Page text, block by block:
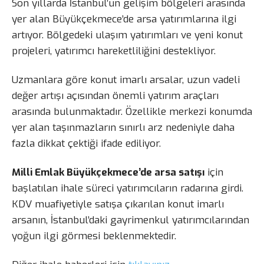
Son yıllarda İstanbul’un gelişim bölgeleri arasında
yer alan Büyükçekmece’de arsa yatırımlarına ilgi
artıyor. Bölgedeki ulaşım yatırımları ve yeni konut
projeleri, yatırımcı hareketliliğini destekliyor.
Uzmanlara göre konut imarlı arsalar, uzun vadeli
değer artışı açısından önemli yatırım araçları
arasında bulunmaktadır. Özellikle merkezi konumda
yer alan taşınmazların sınırlı arz nedeniyle daha
fazla dikkat çektiği ifade ediliyor.
Milli Emlak Büyükçekmece’de arsa satışı için
başlatılan ihale süreci yatırımcıların radarına girdi.
KDV muafiyetiyle satışa çıkarılan konut imarlı
arsanın, İstanbul’daki gayrimenkul yatırımcılarından
yoğun ilgi görmesi beklenmektedir.